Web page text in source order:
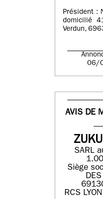
Président :
domicilié
Verdun,
06/
AVIS DE
SARL
Siège
RCS